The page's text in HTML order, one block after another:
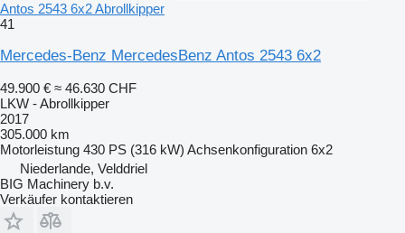
Antos 2543 6x2 Abrollkipper
41
Mercedes-Benz MercedesBenz Antos 2543 6x2
49.900 € ≈ 46.630 CHF
LKW - Abrollkipper
2017
305.000 km
Motorleistung 430 PS (316 kW) Achsenkonfiguration 6x2
Niederlande, Velddriel
BIG Machinery b.v.
Verkäufer kontaktieren